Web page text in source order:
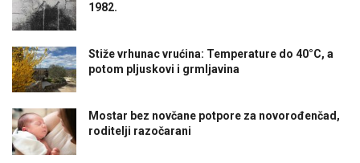
1982.
Stiže vrhunac vrućina: Temperature do 40°C, a
potom pljuskovi i grmljavina
Mostar bez novčane potpore za novorođenčad,
roditelji razočarani